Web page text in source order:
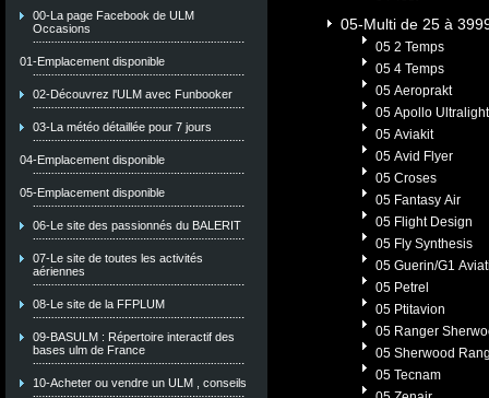
00-La page Facebook de ULM
Occasions
01-Emplacement disponible
02-Découvrez l'ULM avec Funbooker
03-La météo détaillée pour 7 jours
04-Emplacement disponible
05-Emplacement disponible
06-Le site des passionnés du BALERIT
07-Le site de toutes les activités
aériennes
08-Le site de la FFPLUM
09-BASULM : Répertoire interactif des
bases ulm de France
10-Acheter ou vendre un ULM , conseils
05-Multi de 25 à
05 2 Temps
05 4 Temps
05 Aeroprakt
05 Apollo Ultralight
05 Aviakit
05 Avid Flyer
05 Croses
05 Fantasy Air
05 Flight Design
05 Fly Synthesis
05 Guerin/G1
05 Petrel
05 Ptitavion
05 Ranger
05 Sherwood
05 Tecnam